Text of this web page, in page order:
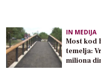
IN MEDIJA
Most kod
temelja:
miliona